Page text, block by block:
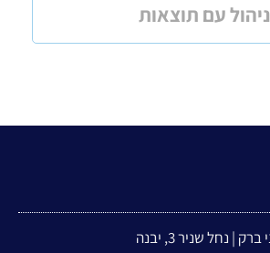
ניהול עם תוצאות